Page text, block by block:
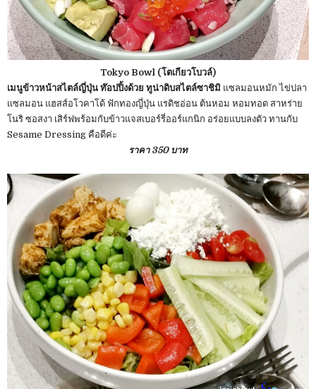
Tokyo Bowl (โตเกียวโบวล์)
เมนูข้าวหน้าสไตล์ญี่ปุ่น ท๊อปปิ้งด้วย ทูน่าดิบสไตล์ซาชิมิ แซลมอนหมัก ไข่ปลา
แซลมอน แฮสส์อโวคาโด้ ฟักทองญี่ปุ่น แรดิชอ่อน ต้นหอม หอมทอด สาหร่าย
โนริ ซอสงา เสิร์ฟพร้อมกับข้าวแจสเบอร์รี่ออร์แกนิก อร่อยแบบลงตัว ทานกับ
Sesame Dressing คือดีค่ะ
ราคา 350 บาท